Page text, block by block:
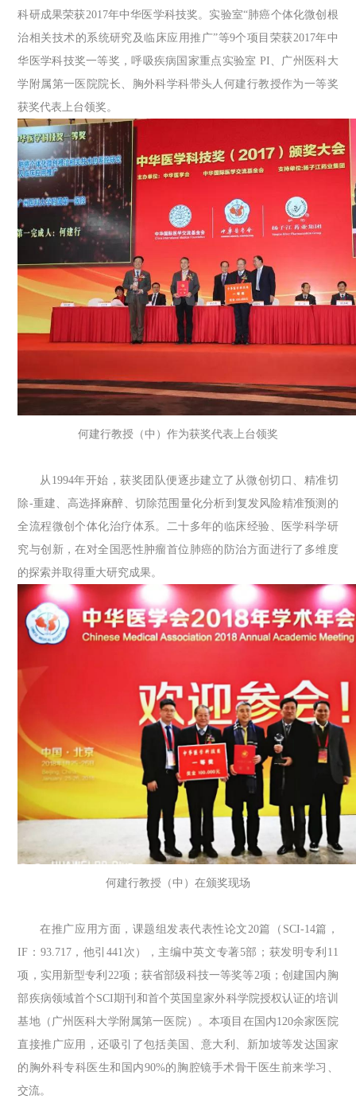
科研成果荣获2017年中华医学科技奖。实验室“肺癌个体化微创根
治相关技术的系统研究及临床应用推广”等9个项目荣获2017年中
华医学科技奖一等奖，呼吸疾病国家重点实验室 PI、广州医科大
学附属第一医院院长、胸外科学科带头人何建行教授作为一等奖
获奖代表上台领奖。
何建行教授（中）作为获奖代表上台领奖
从1994年开始，获奖团队便逐步建立了从微创切口、精准切
除-重建、高选择麻醉、切除范围量化分析到复发风险精准预测的
全流程微创个体化治疗体系。二十多年的临床经验、医学科学研
究与创新，在对全国恶性肿瘤首位肺癌的防治方面进行了多维度
的探索并取得重大研究成果。
何建行教授（中）在颁奖现场
在推广应用方面，课题组发表代表性论文20篇（SCI-14篇，
IF：93.717，他引441次），主编中英文专著5部；获发明专利11
项，实用新型专利22项；获省部级科技一等奖等2项；创建国内胸
部疾病领域首个SCI期刊和首个英国皇家外科学院授权认证的培训
基地（广州医科大学附属第一医院）。本项目在国内120余家医院
直接推广应用，还吸引了包括美国、意大利、新加坡等发达国家
的胸外科专科医生和国内90%的胸腔镜手术骨干医生前来学习、
交流。